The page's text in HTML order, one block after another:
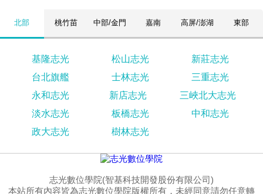
北部 桃竹苗 中部/金門 嘉南 高屏/澎湖 東部
基隆志光 松山志光
新莊志光
台北旗艦
士林志光
三重志光
永和志光
新店志光
三峽北大志光
淡水志光
板橋志光
中和志光
政大志光
樹林志光
志光數位學院(智基科技開發股份有限公司)
本站所有內容皆為志光數位學院版權所有，未經同意請勿任意轉